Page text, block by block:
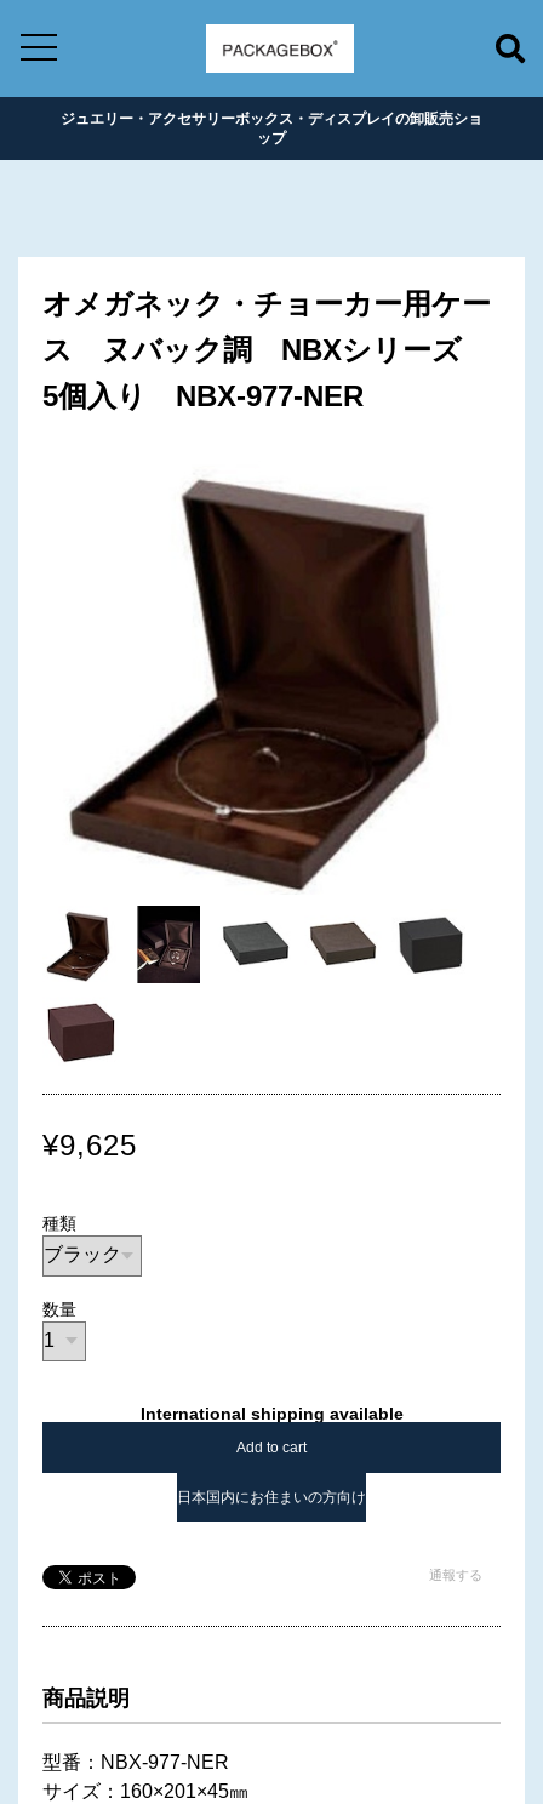
ジュエリー・アクセサリーボックス・ディスプレイの卸販売ショ
ップ
オメガネック・チョーカー用ケー
ス ヌバック調 NBXシリーズ
5個入り NBX-977-NER
¥9,625
種類
数量
International shipping available
Add to cart
日本国内にお住まいの方向け
通報する
商品説明
型番：NBX-977-NER
サイズ：160×201×45㎜